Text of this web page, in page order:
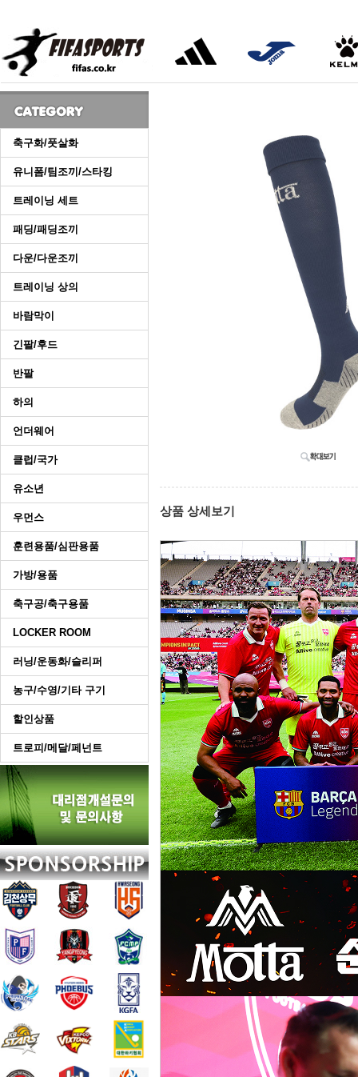
축구화/풋살화
유니폼/팀조끼/스타킹
트레이닝 세트
패딩/패딩조끼
다운/다운조끼
트레이닝 상의
바람막이
긴팔/후드
반팔
하의
언더웨어
클럽/국가
유소년
우먼스
훈련용품/심판용품
가방/용품
축구공/축구용품
LOCKER ROOM
러닝/운동화/슬리퍼
농구/수영/기타 구기
할인상품
트로피/메달/페넌트
상품 상세보기